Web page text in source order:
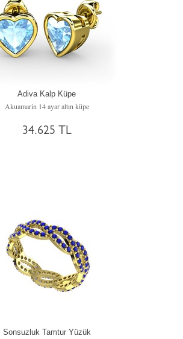
Adiva Kalp Küpe
Akuamarin 14 ayar altın küpe
34.625 TL
Sonsuzluk Tamtur Yüzük